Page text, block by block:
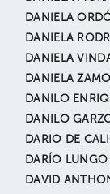
DANIELA
DANIELA
DANIELA
DANIELA
DANILO
DANILO
DARIO DE
DARÍO LUNGO
DAVID